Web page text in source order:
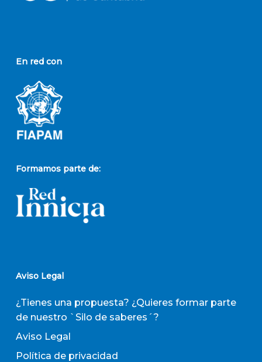
En red con
Formamos parte de:
Aviso Legal
¿Tienes una propuesta? ¿Quieres formar parte
de nuestro `Silo de saberes´?
Aviso Legal
Política de privacidad